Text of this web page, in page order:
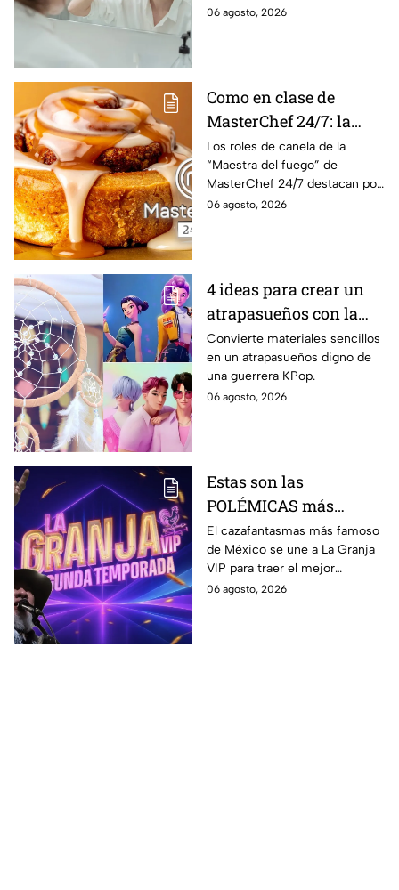
contaminan los ríos ni el agua
06 agosto, 2026
Como en clase de
MasterChef 24/7: la
receta especial de los
roles de canela con
tocino de la Chef Lili
Los roles de canela de la
“Maestra del fuego” de
MasterChef 24/7 destacan por
su combinación de canela,
06 agosto, 2026
4 ideas para crear un
atrapasueños con la
estética de KPop
Demon Hunters
Convierte materiales sencillos
en un atrapasueños digno de
una guerrera KPop.
06 agosto, 2026
Estas son las
POLÉMICAS más
fuertes que ha tenido
Carlos Trejo, el primer
granjero de La Granja
VIP Segunda
El cazafantasmas más famoso
de México se une a La Granja
VIP para traer el mejor
contenido, pero antes de
06 agosto, 2026